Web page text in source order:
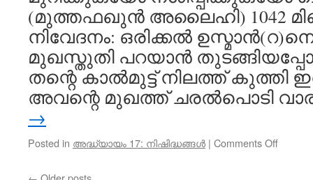
(മുത്തഫഖുൻ അലൈഹി) 1042
നിവേദനം: ഒരിക്കൽ
മുഖസ്തുതി പറയാൻ
തന്റെ കാൽമുട്ട് നിലത്ത്
അവന്റെ മുഖത്ത് ചരൽപൊടി
→
Posted in അദ്ധ്യായം 17: നിഷിദ്ധങ്ങൾ | Comments Offon